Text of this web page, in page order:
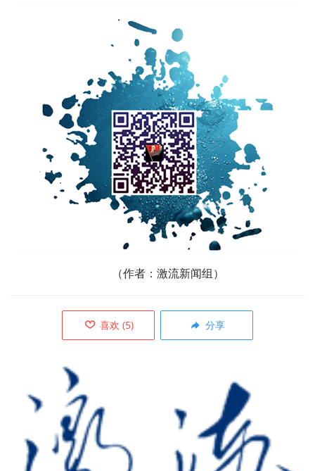
（作者：激流新闻组）
喜欢 (5) 分享